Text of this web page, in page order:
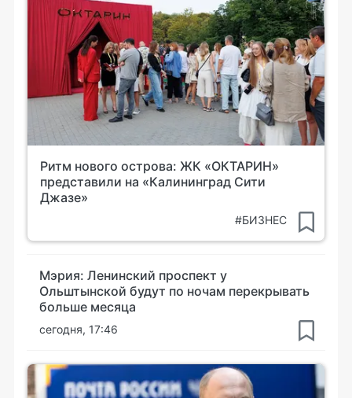
Ритм нового острова: ЖК «ОКТАРИН»
представили на «Калининград Сити
Джазе»
#БИЗНЕС
Мэрия: Ленинский проспект у
Ольштынской будут по ночам перекрывать
больше месяца
сегодня, 17:46